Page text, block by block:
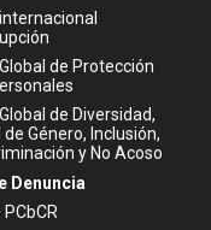
de Protección
de Diversidad,
de Género, Inclusión,
y No Acoso
Denuncia